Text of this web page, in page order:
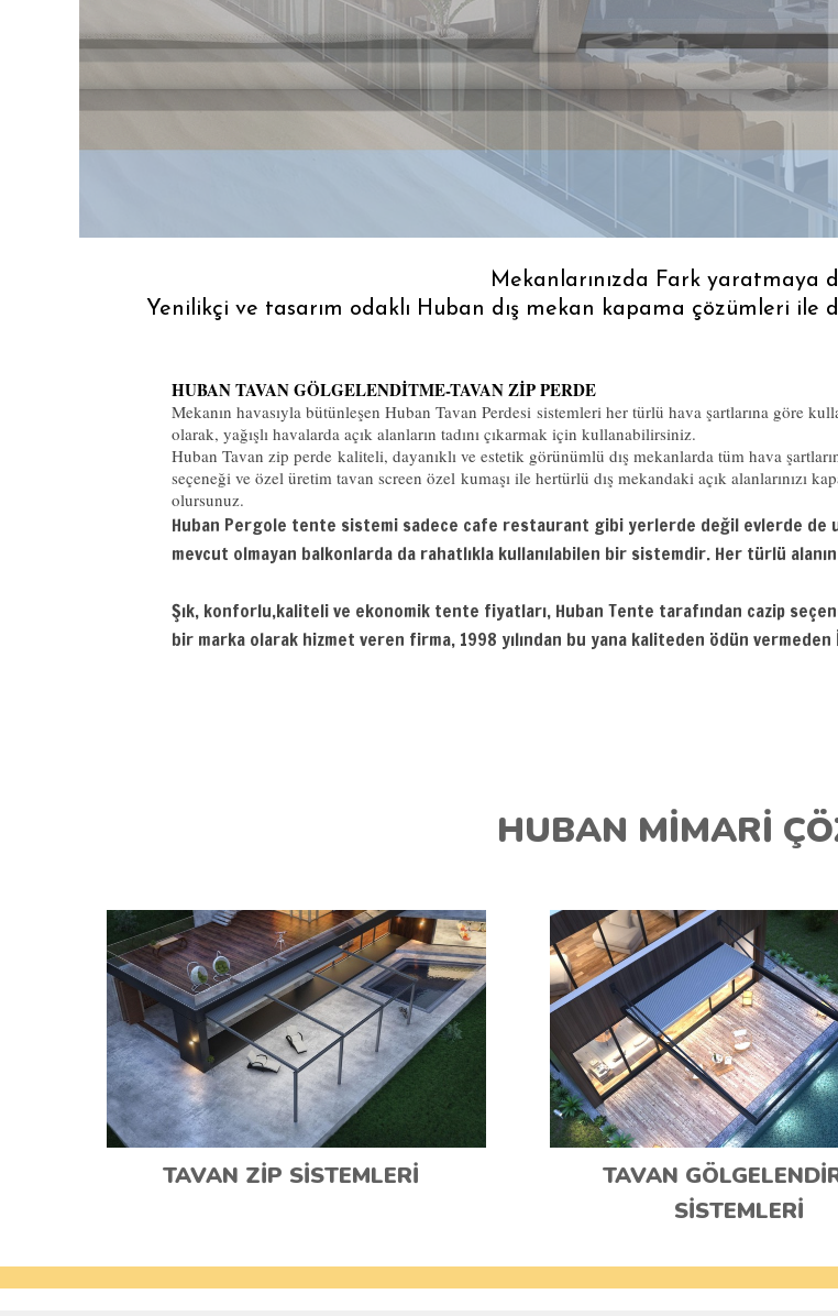
Mekanlarınızda Fark yaratmaya
Yenilikçi ve tasarım odaklı Huban dış mekan kapama çözümleri ile
HUBAN TAVAN GÖLGELENDİTME-TAVAN ZİP PERDE
Mekanın havasıyla bütünleşen Huban Tavan Perdesi sistemleri her türlü hava şartlarına göre
olarak, yağışlı havalarda açık alanların tadını çıkarmak için kullanabilirsiniz.
Huban Tavan zip perde kaliteli, dayanıklı ve estetik görünümlü dış mekanlarda tüm hava
seçeneği ve özel üretim tavan screen özel kumaşı ile hertürlü dış mekandaki açık alanlarınızı
olursunuz.
Huban Pergole tente sistemi sadece cafe restaurant gibi yerlerde değil evlerde de
mevcut olmayan balkonlarda da rahatlıkla kullanılabilen bir sistemdir. Her türlü
Şık, konforlu,kaliteli ve ekonomik tente fiyatları, Huban Tente tarafından cazip
bir marka olarak hizmet veren firma, 1998 yılından bu yana kaliteden ödün
HUBAN MIMARI
TAVAN ZİP SİSTEMLERİ
TAVAN
SİSTEMLERİ